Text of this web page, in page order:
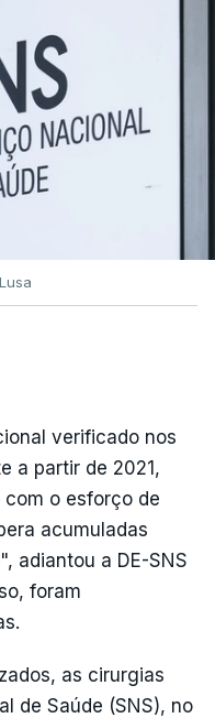
verificado nos
a partir de 2021,
o esforço de
acumuladas
adiantou a DE-SNS
foram
as cirurgias
de Saúde (SNS), no